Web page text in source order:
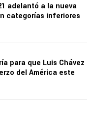
adelantó a la nueva
categorías inferiores
para que Luis Chávez
del América este